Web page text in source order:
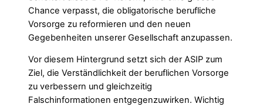
Chance verpasst, die obligatorische berufliche
Vorsorge zu reformieren und den neuen
Gegebenheiten unserer Gesellschaft anzupassen.
Vor diesem Hintergrund setzt sich der ASIP zum
Ziel, die Verständlichkeit der beruflichen Vorsorge
zu verbessern und gleichzeitig
Falschinformationen entgegenzuwirken. Wichtig